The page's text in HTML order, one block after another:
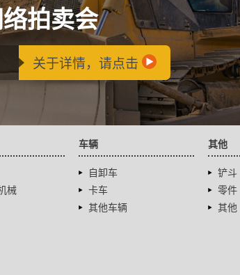
拍卖会
关于详情，请点击
械
车辆
自卸车
卡车
其他车辆
其他
铲斗
零件
其他